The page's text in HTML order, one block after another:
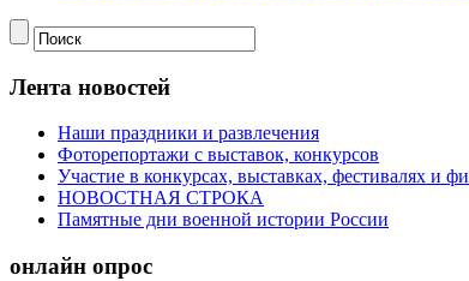
Лента новостей
Наши праздники и развлечения
Фоторепортажи с выставок, конкурсов
Участие в конкурсах, выставках, фестивалях и
НОВОСТНАЯ СТРОКА
Памятные дни военной истории России
онлайн опрос